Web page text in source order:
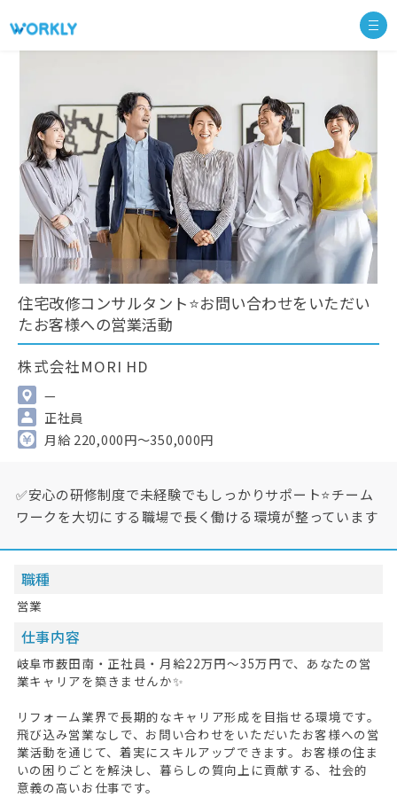
住宅改修コンサルタント⭐お問い合わせをいただい
たお客様への営業活動
株式会社MORI HD
—
正社員
月給 220,000円～350,000円
✅安心の研修制度で未経験でもしっかりサポート⭐チーム
ワークを大切にする職場で長く働ける環境が整っています
職種
営業
仕事内容
岐阜市薮田南・正社員・月給22万円〜35万円で、あなたの営
業キャリアを築きませんか✨
リフォーム業界で長期的なキャリア形成を目指せる環境です。
飛び込み営業なしで、お問い合わせをいただいたお客様への営
業活動を通じて、着実にスキルアップできます。お客様の住ま
いの困りごとを解決し、暮らしの質向上に貢献する、社会的
意義の高いお仕事です。